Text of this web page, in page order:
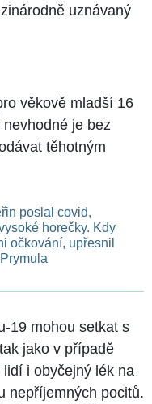
uznávaný
věkově mladší 16
nevhodné je bez
těhotným
poslal covid,
horečky. Kdy
očkování, upřesnil
19 mohou setkat s
jako v případě
i obyčejný lék na
nepříjemných pocitů.